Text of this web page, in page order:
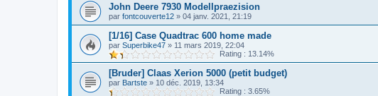
John Deere 7930 Modellpraezision
par fontcouverte12 » 04 janv. 2021, 21:19
[1/16] Case Quadtrac 600 home made
par Superbike47 » 11 mars 2019, 22:04
Rating : 13.14%
[Bruder] Claas Xerion 5000 (petit budget)
par Bartste » 10 déc. 2019, 13:34
Rating : 3.65%